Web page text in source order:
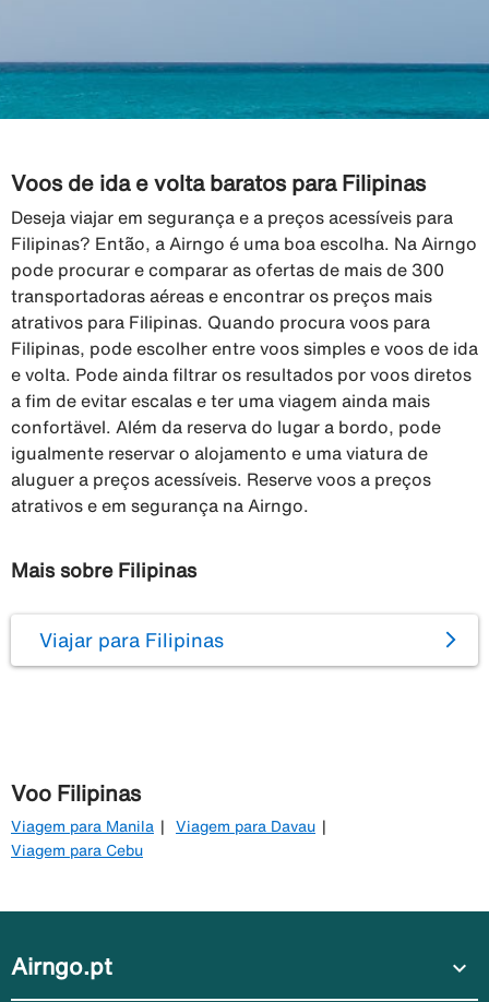
Voos de ida e volta baratos para Filipinas
Deseja viajar em segurança e a preços acessíveis para
Filipinas? Então, a Airngo é uma boa escolha. Na Airngo
pode procurar e comparar as ofertas de mais de 300
transportadoras aéreas e encontrar os preços mais
atrativos para Filipinas. Quando procura voos para
Filipinas, pode escolher entre voos simples e voos de ida
e volta. Pode ainda filtrar os resultados por voos diretos
a fim de evitar escalas e ter uma viagem ainda mais
confortävel. Além da reserva do lugar a bordo, pode
igualmente reservar o alojamento e uma viatura de
aluguer a preços acessíveis. Reserve voos a preços
atrativos e em segurança na Airngo.
Mais sobre Filipinas
Viajar para Filipinas
Voo Filipinas
Viagem para Manila
Viagem para Davau
Viagem para Cebu
Airngo.pt expand_more